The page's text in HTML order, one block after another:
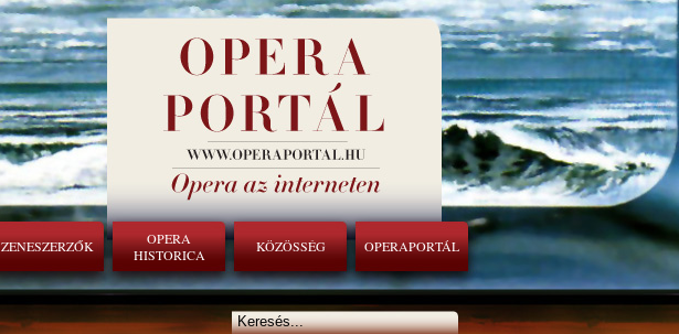
ZENESZERZŐK
OPERA
HISTORICA
KÖZÖSSÉG OPERAPORTÁL